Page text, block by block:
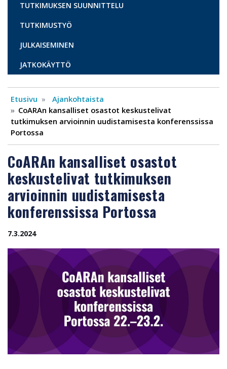
TUTKIMUKSEN SUUNNITTELU
TUTKIMUSTYÖ
JULKAISEMINEN
JATKOKÄYTTÖ
Etusivu
Ajankohtaista
CoARAn kansalliset osastot keskustelivat
tutkimuksen arvioinnin uudistamisesta konferenssissa
Portossa
CoARAn kansalliset osastot
keskustelivat tutkimuksen
arvioinnin uudistamisesta
konferenssissa Portossa
7.3.2024